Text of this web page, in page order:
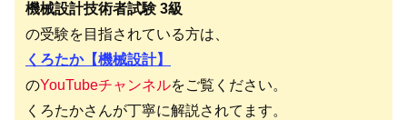
機械設計技術者試験 3級
の受験を目指されている方は、
くろたか【機械設計】
のYouTubeチャンネルをご覧ください。
くろたかさんが丁寧に解説されてます。